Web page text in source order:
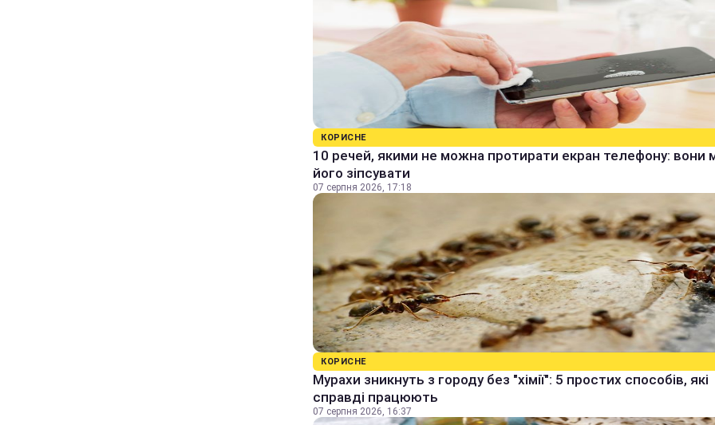
КОРИСНЕ
10 речей, якими не можна протирати екран телефону: вони
його зіпсувати
07 серпня 2026, 17:18
КОРИСНЕ
Мурахи зникнуть з городу без "хімії": 5 простих способів, які
справді працюють
07 серпня 2026, 16:37